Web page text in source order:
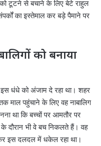
टूटने से बचाने के लिए बेटे राहुल
का इस्तेमाल कर बड़े पैमाने पर
को बनाया
इस धंधे को अंजाम दे रहा था। शहर
माल पहुंचाने के लिए वह नाबालिग
था कि बच्चों पर आमतौर पर
दौरान भी वे बच निकलते हैं। वह
इस दलदल में धकेल रहा था।